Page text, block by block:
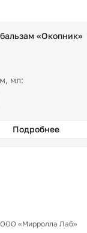
бальзам «Окопник»
мл:
Подробнее
«Мирролла Лаб»